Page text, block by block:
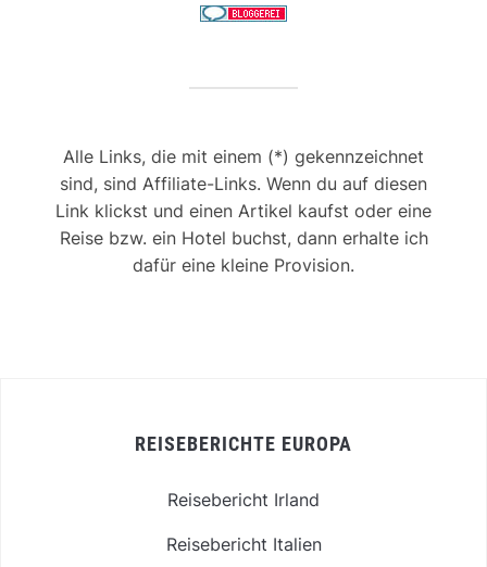
Alle Links, die mit einem (*) gekennzeichnet
sind, sind Affiliate-Links. Wenn du auf diesen
Link klickst und einen Artikel kaufst oder eine
Reise bzw. ein Hotel buchst, dann erhalte ich
dafür eine kleine Provision.
REISEBERICHTE EUROPA
Reisebericht Irland
Reisebericht Italien